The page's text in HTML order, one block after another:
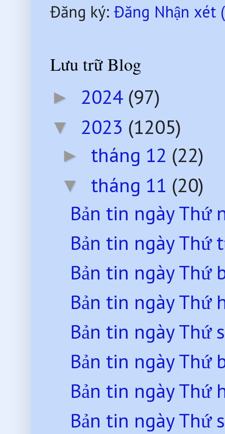
Đăng ký:Đăng Nhận xét
Lưu trữ Blog
► 2024 (97)
▼ 2023 (1205)
► tháng 12 (22)
▼ tháng 11 (20)
Bản tin ngày Thứ
Bản tin ngày Thứ
Bản tin ngày Thứ
Bản tin ngày Thứ
Bản tin ngày Thứ
Bản tin ngày Thứ
Bản tin ngày Thứ
Bản tin ngày Thứ